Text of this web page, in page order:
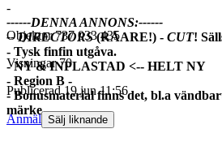
-
------DENNA ANNONS:------
-- DIRECTORS(RÅARE!) - CUT!
- Tysk finfin utgåva.
- NY & INPLASTAD <-- HELT NY
- Region B -
- Bonusmaterial finns det, bl.a
märke.
Objektnr 737 033 435
Visningar 70
Publicerad 19 jun 11:56
Anmäl Sälj liknande